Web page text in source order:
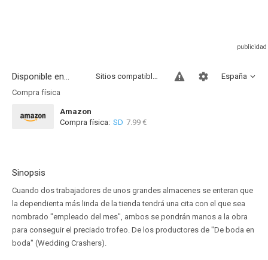
Disponible en... España
Sitios compatibles
Compra física
Amazon
Compra física: SD 7.99 €
Sinopsis
Cuando dos trabajadores de unos grandes almacenes se enteran que
la dependienta más linda de la tienda tendrá una cita con el que sea
nombrado "empleado del mes", ambos se pondrán manos a la obra
para conseguir el preciado trofeo. De los productores de "De boda en
boda" (Wedding Crashers).